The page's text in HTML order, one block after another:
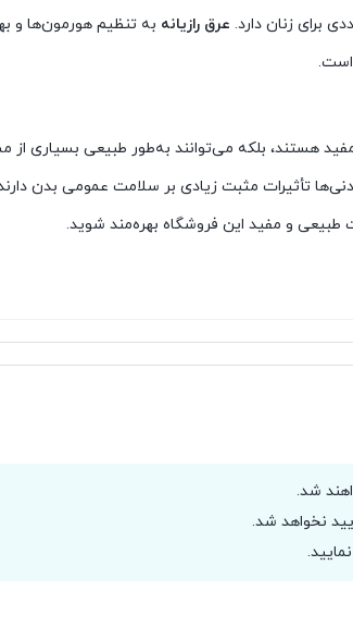
برای زنان دارد. عرق رازیانه به تنظیم هورمون‌ها و
هستند، بلکه می‌توانند به‌طور طبیعی بسیاری از
تأثیرات مثبت زیادی بر سلامت عمومی بدن
طبیعی و مفید این فروشگاه بهره‌مند شوید.
شد.
نخواهد شد.